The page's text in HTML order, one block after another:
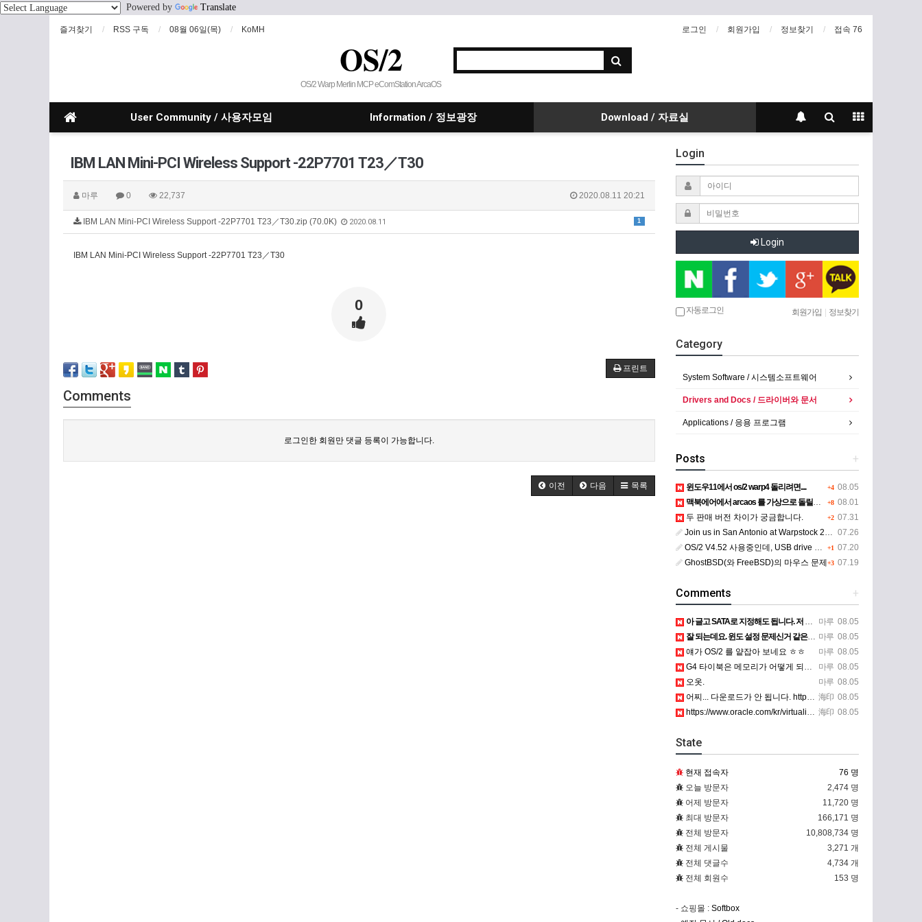
Powered by Translate
즐겨찾기 RSS 구독 08월 06일(목) KoMH 로그인 회원가입 정보찾기 접속 76
OS/2
OS/2 Warp Merlin MCP eComStation ArcaOS
User Community / 사용자모임 Information / 정보광장 Download / 자료실
IBM LAN Mini-PCI Wireless Support -22P7701 T23／T30
마루 0 22,737 2020.08.11 20:21
1
IBM LAN Mini-PCI Wireless Support -22P7701 T23／T30.zip (70.0K) 2020.08.11
IBM LAN Mini-PCI Wireless Support -22P7701 T23／T30
0
프린트
Comments
로그인한 회원만 댓글 등록이 가능합니다.
이전 다음 목록
Login
Login
자동로그인 회원가입 | 정보찾기
Category
System Software / 시스템소프트웨어
Drivers and Docs / 드라이버와 문서
Applications / 응용 프로그램
+
Posts
+4 08.05
윈도우11에서 os/2 warp4 돌리려면....
+8 08.01
맥북에어에서 arcaos 를 가상으로 돌릴려면 어떻게 해야 하는 지요?
+2 07.31
두 판매 버전 차이가 궁금합니다.
07.26
Join us in San Antonio at Warpstock 2026
+1 07.20
OS/2 V4.52 사용중인데, USB drive 사용 가능한지요?
+3 07.19
GhostBSD(와 FreeBSD)의 마우스 문제
+
Comments
마루 08.05
아 글고 SATA로 지정해도 됩니다. 저 글 진짜 이상하네요. 옛날꺼 퍼와서 그런거 같은데요.
마루 08.05
잘 되는데요. 윈도 설정 문제신거 같은데. 크롬 브라우저나 파폭으로 해 보세요
마루 08.05
얘가 OS/2 를 얕잡아 보네요 ㅎㅎ
마루 08.05
G4 타이북은 메모리가 어떻게 되나요?
마루 08.05
오옷.
海印 08.05
어찌... 다운로드가 안 됩니다. https://www.oracle.com/kr/virtualization/…
海印 08.05
https://www.oracle.com/kr/virtualization/technologies/vm/dow…
State
현재 접속자
76 명
오늘 방문자
2,474 명
어제 방문자
11,720 명
최대 방문자
166,171 명
전체 방문자
10,808,734 명
전체 게시물
3,271 개
전체 댓글수
4,734 개
전체 회원수
153 명
- 쇼핑몰 : Softbox